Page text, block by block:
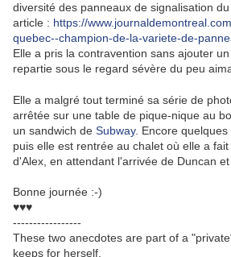
diversité des panneaux de signalisation
article : https://
quebec--champion-de-la-variete-de-
Elle a pris la contravention sans ajouter
repartie sous le regard sévère du peu
Elle a malgré tout terminé sa série de
arrêtée sur une table de pique-nique au
un sandwich de Subway. Encore quelques
puis elle est rentrée au chalet où elle a
d'Alex, en attendant l'arrivée de Duncan et
Bonne journée :-)
♥♥♥
-----------------
These two anecdotes are part of a
keeps for herself.